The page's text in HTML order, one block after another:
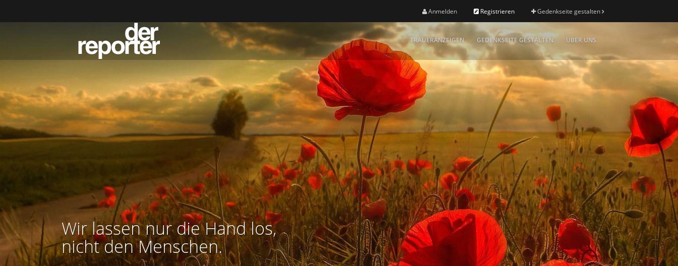
Anmelden Registrieren Gedenkseite gestalten
TRAUERANZEIGEN GEDENKSEITE GESTALTEN ÜBER UNS
Wir lassen nur die Hand los,
nicht den Menschen.